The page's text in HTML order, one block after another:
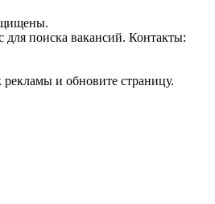
поиска вакансий. Контакты:
и обновите страницу.